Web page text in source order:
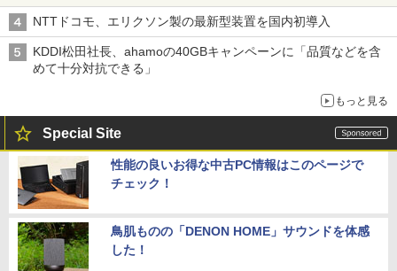
穴と楽天モバイルの課題
NTTドコモ、エリクソン製の最新型装置を国内初導入
KDDI松田社長、ahamoの40GBキャンペーンに「品質などを含
めて十分対抗できる」
もっと見る
Special Site
性能の良いお得な中古PC情報はこのページで
チェック！
鳥肌ものの「DENON HOME」サウンドを体感
した！